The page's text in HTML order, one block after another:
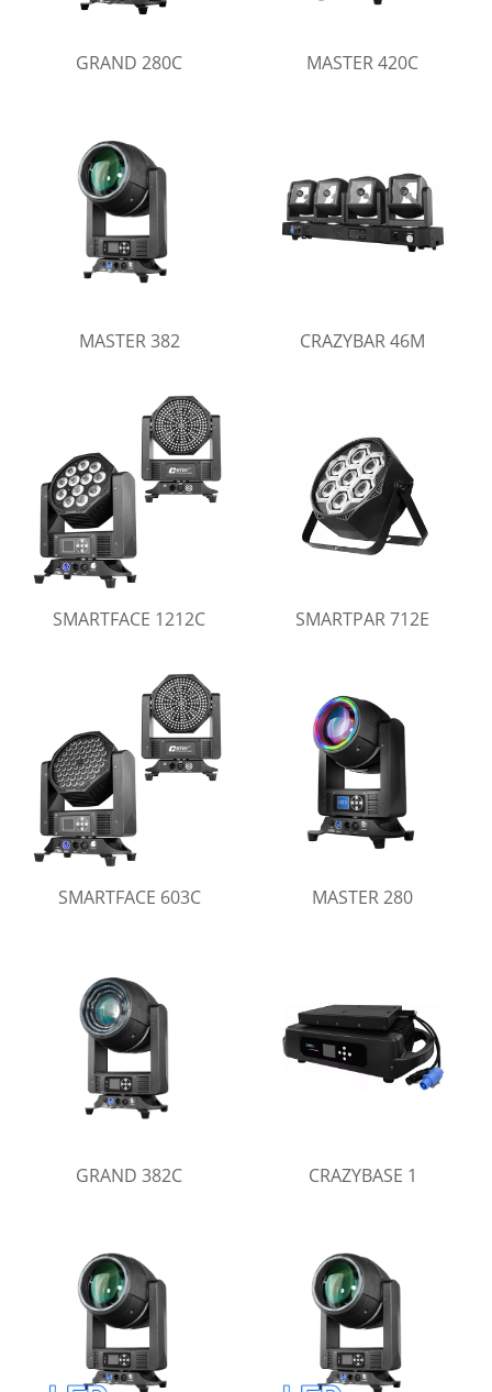
GRAND 280C MASTER 420C
MASTER 382 CRAZYBAR 46M
SMARTFACE 1212C SMARTPAR 712E
SMARTFACE 603C MASTER 280
GRAND 382C CRAZYBASE 1